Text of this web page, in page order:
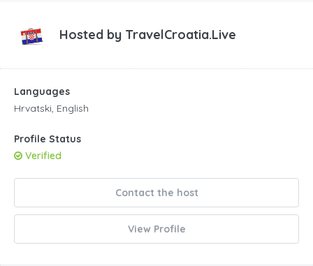
Hosted by TravelCroatia.Live
Languages
Hrvatski, English
Profile Status
Verified
Contact the host
View Profile